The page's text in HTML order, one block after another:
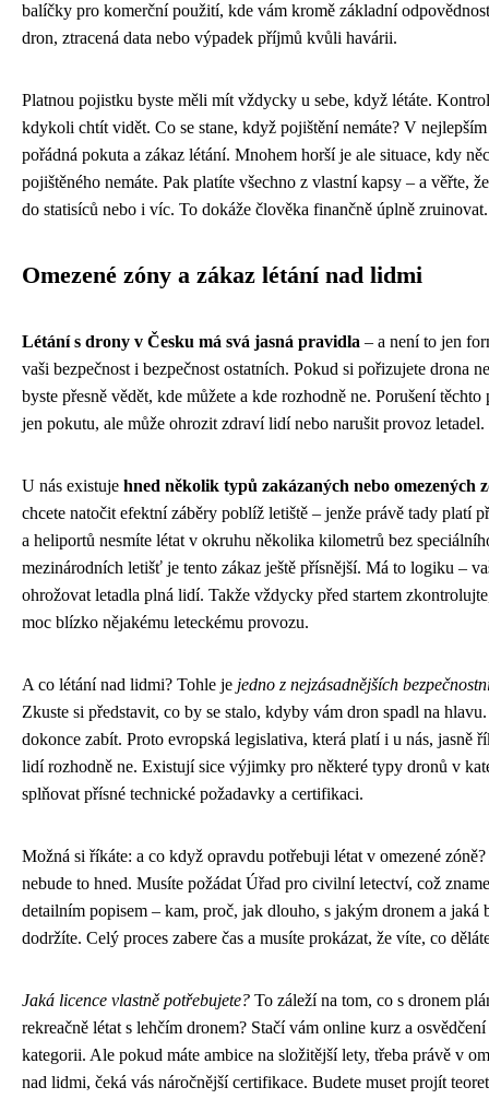
balíčky pro komerční použití, kde vám kromě základní
dron, ztracená data nebo výpadek příjmů kvůli havárii.
Platnou pojistku byste měli mít vždycky u sebe, když létáte.
kdykoli chtít vidět. Co se stane, když pojištění nemáte? V
pořádná pokuta a zákaz létání. Mnohem horší je ale situace, kdy
pojištěného nemáte. Pak platíte všechno z vlastní kapsy – a věřte,
do statisíců nebo i víc. To dokáže člověka finančně úplně zruinovat.
Omezené zóny a zákaz létání nad lidmi
Létání s drony v Česku má svá jasná pravidla – a není to jen
vaši bezpečnost i bezpečnost ostatních. Pokud si pořizujete drona
byste přesně vědět, kde můžete a kde rozhodně ne. Porušení
jen pokutu, ale může ohrozit zdraví lidí nebo narušit provoz letadel.
U nás existuje hned několik typů zakázaných nebo omezených
chcete natočit efektní záběry poblíž letiště – jenže právě tady platí
a heliportů nesmíte létat v okruhu několika kilometrů bez
mezinárodních letišť je tento zákaz ještě přísnější. Má to logiku –
ohrožovat letadla plná lidí. Takže vždycky před startem
moc blízko nějakému leteckému provozu.
A co létání nad lidmi? Tohle je jedno z nejzásadnějších
Zkuste si představit, co by se stalo, kdyby vám dron spadl na
dokonce zabít. Proto evropská legislativa, která platí i u nás, jasně
lidí rozhodně ne. Existují sice výjimky pro některé typy dronů v
splňovat přísné technické požadavky a certifikaci.
Možná si říkáte: a co když opravdu potřebuji létat v omezené
nebude to hned. Musíte požádat Úřad pro civilní letectví, což
detailním popisem – kam, proč, jak dlouho, s jakým dronem a jaká
dodržíte. Celý proces zabere čas a musíte prokázat, že víte, co
Jaká licence vlastně potřebujete? To záleží na tom, co s dronem
rekreačně létat s lehčím dronem? Stačí vám online kurz a
kategorii. Ale pokud máte ambice na složitější lety, třeba právě v
nad lidmi, čeká vás náročnější certifikace. Budete muset projít